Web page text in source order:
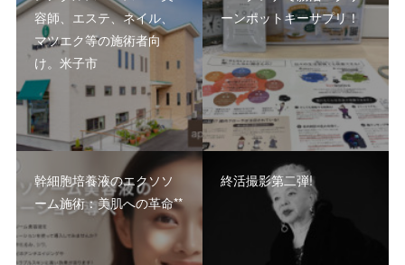
容師、エステ、ネイル、
マツエク等の施術者向
け。米子市
ーンポットキーサプリ！
幹細胞培養液のエクソソ
ーム施術：美肌への革命**
終活撮影第二弾!